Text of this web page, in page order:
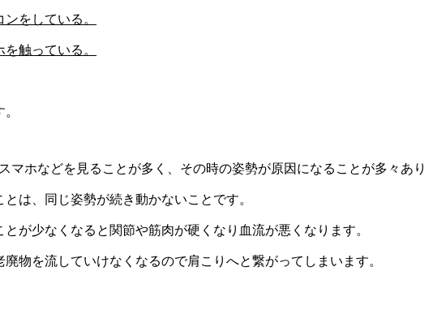
をしている。
触っている。
マホなどを見ることが多く、その時の姿勢が原因になることが多々あり
は、同じ姿勢が続き動かないことです。
とが少なくなると関節や筋肉が硬くなり血流が悪くなります。
廃物を流していけなくなるので肩こりへと繋がってしまいます。